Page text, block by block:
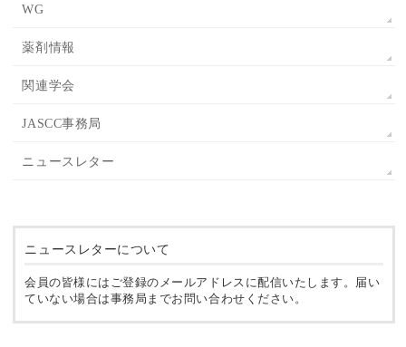
WG
薬剤情報
関連学会
JASCC事務局
ニュースレター
ニュースレターについて
会員の皆様にはご登録のメールアドレスに配信いたします。届い
ていない場合は事務局までお問い合わせください。